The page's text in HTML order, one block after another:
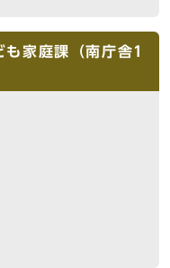
家庭課（南庁舎1